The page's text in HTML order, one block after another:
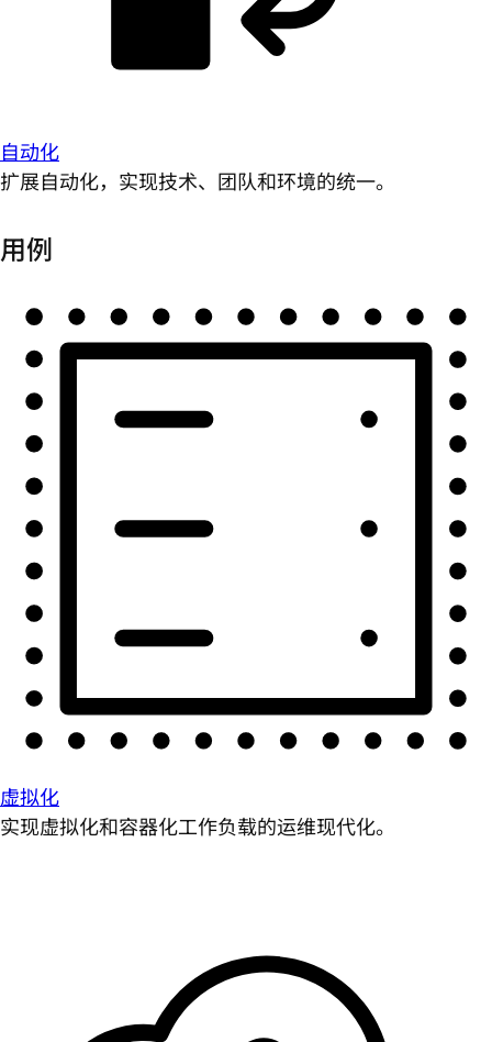
自动化
扩展自动化，实现技术、团队和环境的统一。
用例
虚拟化
实现虚拟化和容器化工作负载的运维现代化。